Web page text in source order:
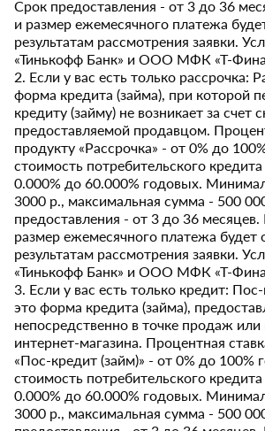
Срок предоставления - от 3 до 36
и размер ежемесячного платежа
результатам рассмотрения заявки.
«Тинькофф Банк» и ООО МФК «Т-
2. Если у вас есть только рассрочка:
форма кредита (займа), при которой
кредиту (займу) не возникает за счет
предоставляемой продавцом.
продукту «Рассрочка» - от 0% до
стоимость потребительского
0.000% до 60.000% годовых.
3000 р., максимальная сумма - 500
предоставления - от 3 до 36
размер ежемесячного платежа будет
результатам рассмотрения заявки.
«Тинькофф Банк» и ООО МФК «Т-
3. Если у вас есть только кредит:
это форма кредита (займа),
непосредственно в точке продаж или
интернет-магазина. Процентная
«Пос-кредит (займ)» - от 0% до 100%
стоимость потребительского
0.000% до 60.000% годовых.
3000 р., максимальная сумма - 500